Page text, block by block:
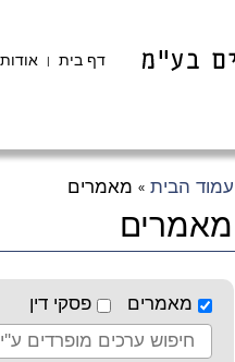
דף בית |
עמוד הבית » מאמרים
מאמרים
מאמרים פסקי דין